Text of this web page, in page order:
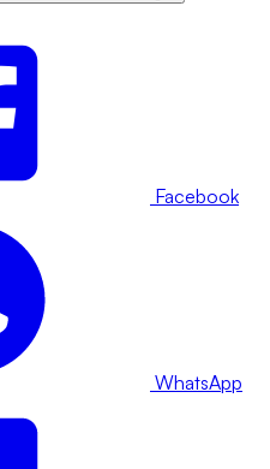
Facebook
WhatsApp